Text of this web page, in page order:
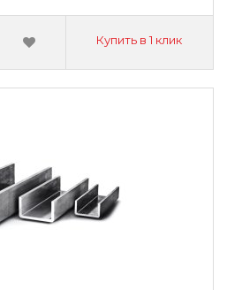
Купить в 1 клик